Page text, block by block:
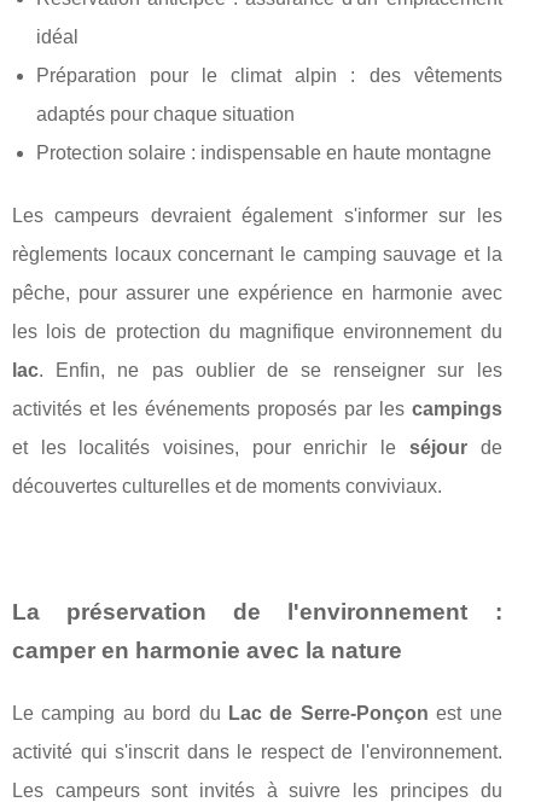
idéal
Préparation pour le climat alpin : des vêtements
adaptés pour chaque situation
Protection solaire : indispensable en haute montagne
Les campeurs devraient également s'informer sur les
règlements locaux concernant le camping sauvage et la
pêche, pour assurer une expérience en harmonie avec
les lois de protection du magnifique environnement du
lac. Enfin, ne pas oublier de se renseigner sur les
activités et les événements proposés par les campings
et les localités voisines, pour enrichir le séjourde
découvertes culturelles et de moments conviviaux.
La préservation de l'environnement :
camper en harmonie avec la nature
Le camping au bord du Lac de Serre-Ponçon est une
activité qui s'inscrit dans le respect de l'environnement.
Les campeurs sont invités à suivre les principes du